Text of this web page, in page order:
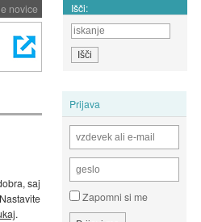
novice Išči:
Prijava
Zapomni si me
saj
.